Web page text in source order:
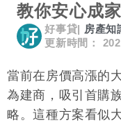
教你安心成家
好事貸
房產知
更新時間：
當前在房價高漲的
為建商，吸引首購
略。這種方案看似